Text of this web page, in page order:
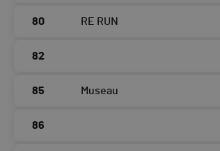
80 RE RUN
82
85 Museau
86